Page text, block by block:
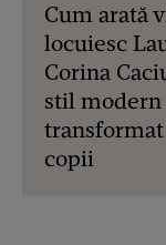
Cum arată
locuiesc
Corina
stil modern
copii